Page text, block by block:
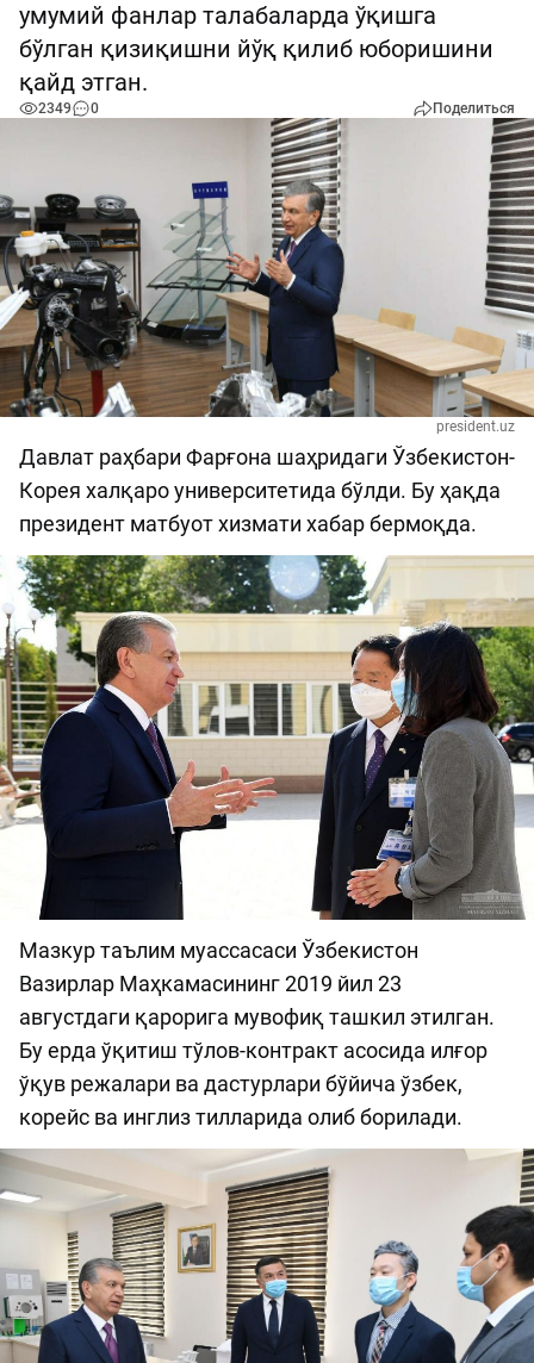
умумий фанлар талабаларда ўқишга
бўлган қизиқишни йўқ қилиб юборишини
қайд этган.
2349 0 Поделиться
president.uz
Давлат раҳбари Фарғона шаҳридаги Ўзбекистон-
Корея халқаро университетида бўлди. Бу ҳақда
президент матбуот хизмати хабар бермоқда.
Мазкур таълим муассасаси Ўзбекистон
Вазирлар Маҳкамасининг 2019 йил 23
августдаги қарорига мувофиқ ташкил этилган.
Бу ерда ўқитиш тўлов-контракт асосида илғор
ўқув режалари ва дастурлари бўйича ўзбек,
корейс ва инглиз тилларида олиб борилади.